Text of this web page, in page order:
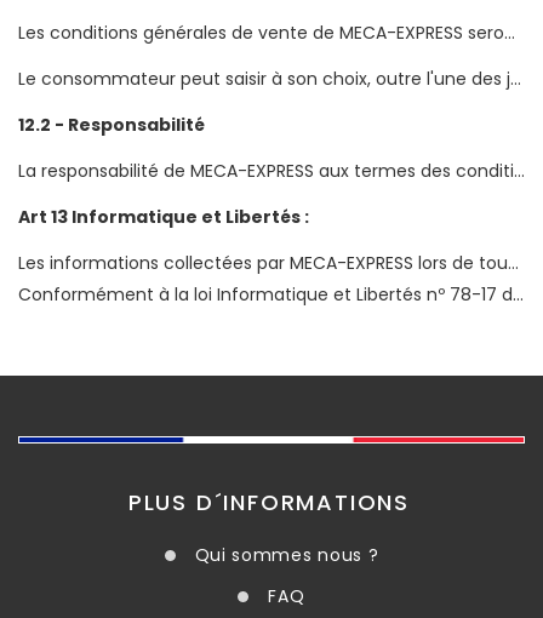
Les conditions générales de vente de MECA-EXPRESS seront exécutées et interprétées conformément au droit français.
Le consommateur peut saisir à son choix, outre l'une des juridictions territorialement compétentes en vertu du code de procédure civile, la juridiction du lieu où il demeurait au moment de la conclusion du contrat ou de la survenance du fait dommageable.
12.2 - Responsabilité
La responsabilité de MECA-EXPRESS aux termes des conditions générales de vente ne peut excéder une somme égale aux sommes payées ou payables lors de la transaction à l‘origine de ladite responsabilité, quelle que soit la cause ou la forme de l‘action concernée.
Art 13 Informatique et Libertés :
Les informations collectées par MECA-EXPRESS lors de toute Commande par un Client sont nécessaires pour la bonne gestion de cette Commande.
Conformément à la loi Informatique et Libertés nº 78-17 du 6 janvier 1978, le Client dispose d‘un droit d‘accès, de rectification, d‘opposition et de suppression aux données nominatives le concernant en écrivant, par courrier et en justifiant de son identité, à MECA-EXPRESS, Service client, 262 chemin de l'Ombre, 74330 POISY. Par ailleurs, le Client peut également consulter ou modifier ses données en consultant la rubrique « Votre compte » sur le Site.
PLUS D´INFORMATIONS
Qui sommes nous ?
FAQ